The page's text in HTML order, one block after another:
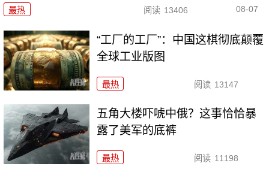
最热 阅读 13406 08-07
“工厂的工厂”：中国这棋彻底颠覆
全球工业版图
最热 阅读 13147
五角大楼吓唬中俄？这事恰恰暴
露了美军的底裤
最热 阅读 11198